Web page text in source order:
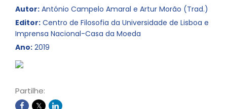
Autor: António Campelo Amaral e Artur Morão (Trad.)
Editor: Centro de Filosofia da Universidade de Lisboa e
Imprensa Nacional-Casa da Moeda
Ano: 2019
Partilhe: